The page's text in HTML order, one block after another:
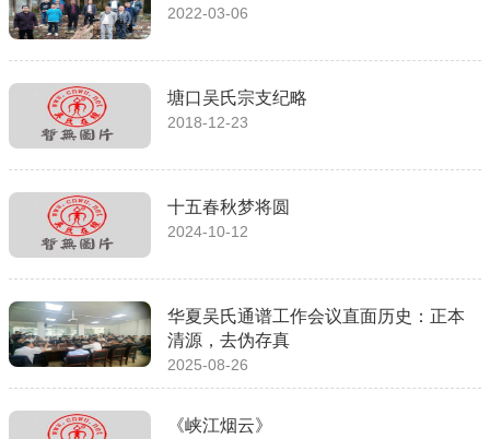
2022-03-06
塘口吴氏宗支纪略
2018-12-23
十五春秋梦将圆
2024-10-12
华夏吴氏通谱工作会议直面历史：正本
清源，去伪存真
2025-08-26
《峡江烟云》